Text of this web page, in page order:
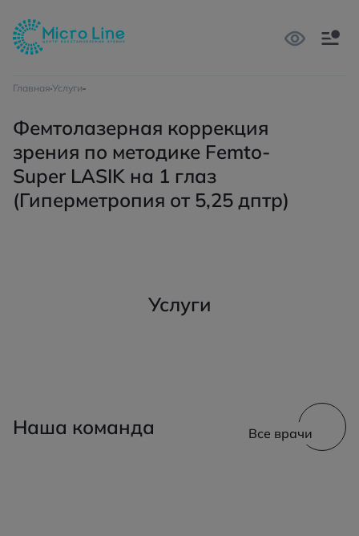
Главная Услуги
Фемтолазерная коррекция
зрения по методике Femto-
Super LASIK на 1 глаз
(Гиперметропия от 5,25 дптр)
Услуги
Наша команда Все врачи